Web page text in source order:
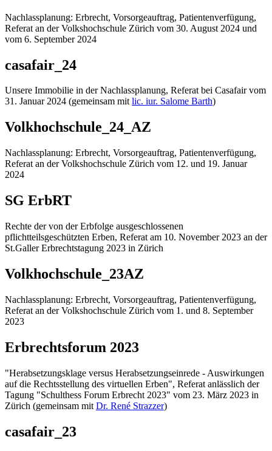
Nachlassplanung: Erbrecht, Vorsorgeauftrag, Patientenverfügung,
Referat an der Volkshochschule Zürich vom 30. August 2024 und
vom 6. September 2024
casafair_24
Unsere Immobilie in der Nachlassplanung, Referat bei Casafair vom
31. Januar 2024 (gemeinsam mitlic. iur. Salome Barth)
Volkhochschule_24_AZ
Nachlassplanung: Erbrecht, Vorsorgeauftrag, Patientenverfügung,
Referat an der Volkshochschule Zürich vom 12. und 19. Januar
2024
SG ErbRT
Rechte der von der Erbfolge ausgeschlossenen
pflichtteilsgeschützten Erben, Referat am 10. November 2023 an der
St.Galler Erbrechtstagung 2023 in Zürich
Volkhochschule_23AZ
Nachlassplanung: Erbrecht, Vorsorgeauftrag, Patientenverfügung,
Referat an der Volkshochschule Zürich vom 1. und 8. September
2023
Erbrechtsforum 2023
"Herabsetzungsklage versus Herabsetzungseinrede - Auswirkungen
auf die Rechtsstellung des virtuellen Erben", Referat anlässlich der
Tagung "Schulthess Forum Erbrecht 2023" vom 23. März 2023 in
Zürich (gemeinsam mit Dr. René Strazzer)
casafair_23